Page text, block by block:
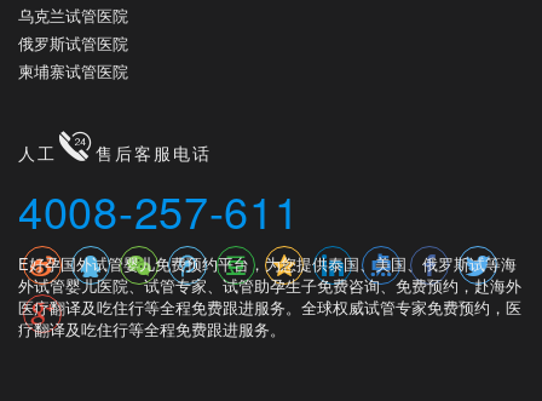
乌克兰试管医院
俄罗斯试管医院
柬埔寨试管医院
人工 售后客服电话
4008-257-611
E好孕国外试管婴儿免费预约平台，为您提供泰国、美国、俄罗斯试等海
外试管婴儿医院、试管专家、试管助孕生子免费咨询、免费预约，赴海外
医疗翻译及吃住行等全程免费跟进服务。全球权威试管专家免费预约，医
疗翻译及吃住行等全程免费跟进服务。